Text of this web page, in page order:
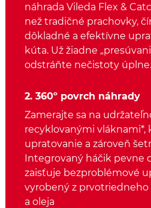
náhrada Vileda Flex &
než tradičné prachovky,
dôkladné a efektívne
kúta. Už žiadne
odstráňte nečistoty úplne.
2. 360º povrch náhrady
Zamerajte sa na
recyklovanými vláknami*,
upratovanie a zároveň
Integrovaný háčik pevne
zaisťuje bezproblémové
vyrobený z
a oleja